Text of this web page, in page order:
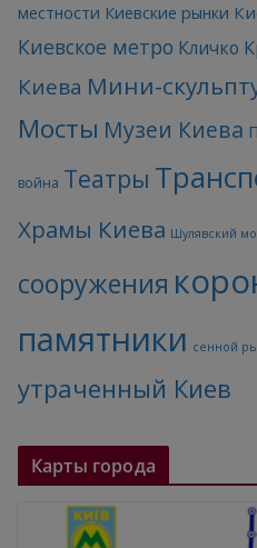
местности Киевские рынки
Киевское метро Кличко
Киева Мини-
Мосты Музеи Киева
война Театры
Храмы Киева Шулявский
сооружения
памятники сенной
утраченный Киев
Карты города